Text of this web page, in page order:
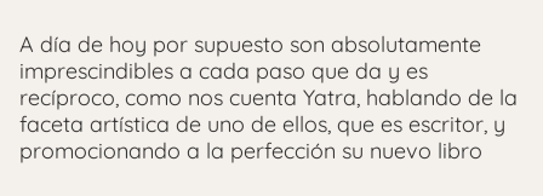
A día de hoy por supuesto son absolutamente
imprescindibles a cada paso que da y es
recíproco, como nos cuenta Yatra, hablando de la
faceta artística de uno de ellos, que es escritor, y
promocionando a la perfección su nuevo libro